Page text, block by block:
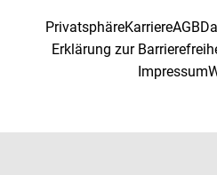
PrivatsphäreKarriereAGB
Erklärung zur
Impressum